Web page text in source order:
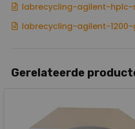
labrecycling-agilent-hplc-
labrecycling-agilent-
Gerelateerde